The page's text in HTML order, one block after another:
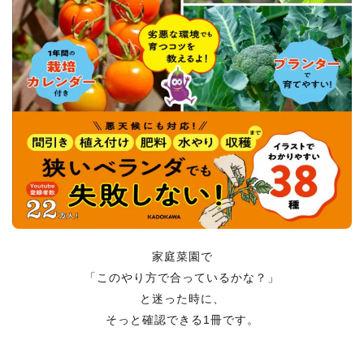
家庭菜園で
「このやり方で合っているかな？」
と迷った時に、
そっと確認できる1冊です。